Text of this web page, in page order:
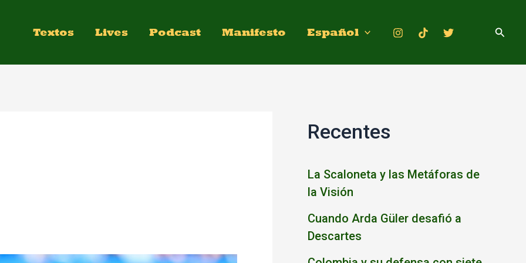
Textos Lives Podcast Manifesto Español
Recentes
La Scaloneta y las Metáforas de
la Visión
Cuando Arda Güler desafió a
Descartes